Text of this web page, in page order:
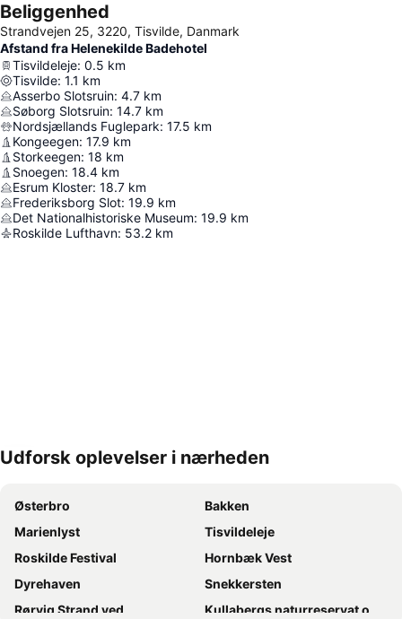
Beliggenhed
Strandvejen 25, 3220, Tisvilde, Danmark
Afstand fra Helenekilde Badehotel
Tisvildeleje: 0.5 km
Tisvilde: 1.1 km
Asserbo Slotsruin: 4.7 km
Søborg Slotsruin: 14.7 km
Nordsjællands Fuglepark: 17.5 km
Kongeegen: 17.9 km
Storkeegen: 18 km
Snoegen: 18.4 km
Esrum Kloster: 18.7 km
Frederiksborg Slot: 19.9 km
Det Nationalhistoriske Museum: 19.9 km
Roskilde Lufthavn: 53.2 km
Udvid kort
Udforsk oplevelser i nærheden
Østerbro
Bakken
Marienlyst
Tisvildeleje
Roskilde Festival
Hornbæk Vest
Dyrehaven
Snekkersten
Rørvig Strand ved
Kullabergs naturreservat och Naturum